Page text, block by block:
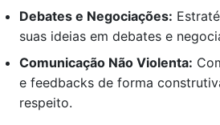
Debates e Negociações:
suas ideias em debates e
Comunicação Não Violenta:
e feedbacks de forma
respeito.